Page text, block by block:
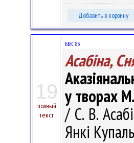
Добавить в корзину
19
полный
текст
ББК 83.
Асабіна,
у творах
/ С. В.
Янкі